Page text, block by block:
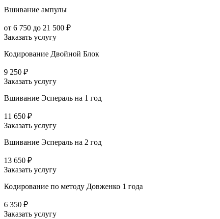
Вшивание ампулы
от 6 750 до 21 500 ₽
Заказать услугу
Кодирование Двойной Блок
9 250 ₽
Заказать услугу
Вшивание Эспераль на 1 год
11 650 ₽
Заказать услугу
Вшивание Эспераль на 2 год
13 650 ₽
Заказать услугу
Кодирование по методу Довженко 1 года
6 350 ₽
Заказать услугу